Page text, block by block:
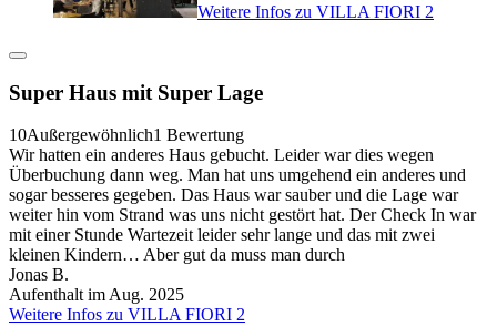
Weitere Infos zu VILLA FIORI 2
Super Haus mit Super Lage
10Außergewöhnlich1 Bewertung
Wir hatten ein anderes Haus gebucht. Leider war dies wegen
Überbuchung dann weg. Man hat uns umgehend ein anderes und
sogar besseres gegeben. Das Haus war sauber und die Lage war
weiter hin vom Strand was uns nicht gestört hat. Der Check In war
mit einer Stunde Wartezeit leider sehr lange und das mit zwei
kleinen Kindern… Aber gut da muss man durch
Jonas B.
Aufenthalt im Aug. 2025
Weitere Infos zu VILLA FIORI 2